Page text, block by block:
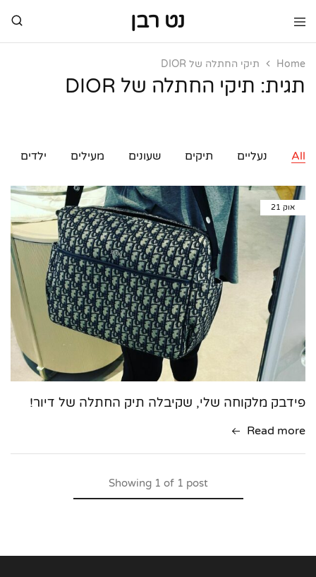
נט רבן
נט
מותגי
מותגי
Home תיקי החתלה של DIOR
תגית: תיקי החתלה של DIOR
All נעליים תיקים שעונים מעילים ילדים
אוק 21
פידבק מלקוחה שלי, שקיבלה תיק החתלה של דיור!
Read more
Showing1 of 1 post